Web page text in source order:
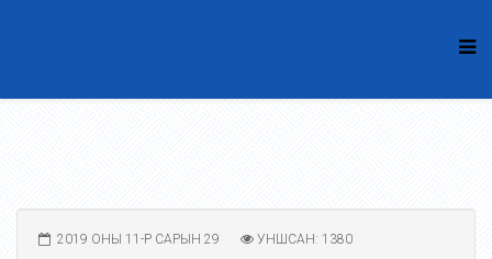
2019 ОНЫ 11-Р САРЫН 29 УНШСАН: 1380